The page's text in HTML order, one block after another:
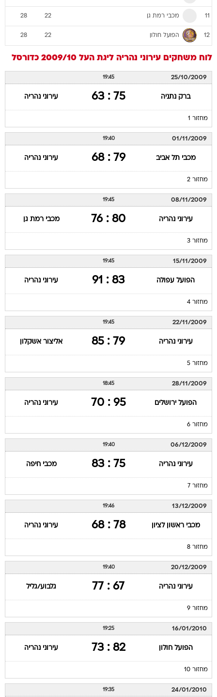
11 מכבי רמת גן 22
28
12 הפועל חולון 22
28
לוח משחקים עירוני נהריה ליגת העל 2009/10 כדורסל
25/10/2009
19:45
ברק נתניה 75 : 63 עירוני נהריה
מחזור 1
01/11/2009
19:40
מכבי תל אביב 79 : 68 עירוני נהריה
מחזור 2
08/11/2009
19:45
עירוני נהריה 80 : 76 מכבי רמת גן
מחזור 3
15/11/2009
19:45
הפועל עפולה 83 : 91 עירוני נהריה
מחזור 4
22/11/2009
19:45
עירוני נהריה 79 : 85 אליצור אשקלון
מחזור 5
28/11/2009
18:45
הפועל ירושלים 95 : 70 עירוני נהריה
מחזור 6
06/12/2009
19:40
עירוני נהריה 75 : 83 מכבי חיפה
מחזור 7
13/12/2009
19:46
מכבי ראשון לציון 78 : 68 עירוני נהריה
מחזור 8
20/12/2009
19:40
עירוני נהריה 67 : 77 גלבוע/גליל
מחזור 9
16/01/2010
19:25
הפועל חולון 82 : 73 עירוני נהריה
מחזור 10
24/01/2010
19:35